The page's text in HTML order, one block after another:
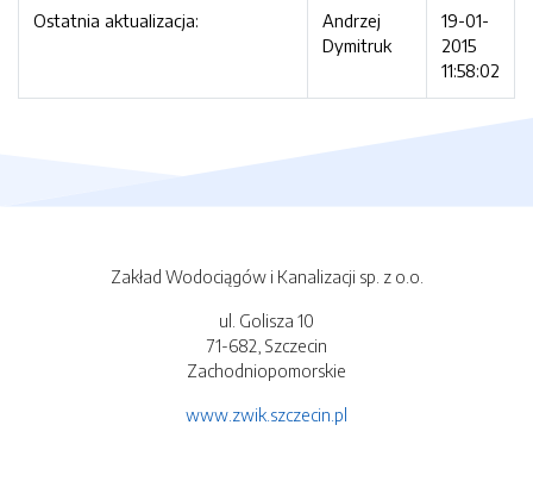
Ostatnia aktualizacja:
Andrzej
Dymitruk
19-01-
2015
11:58:02
Zakład Wodociągów i Kanalizacji sp. z o.o.
ul. Golisza 10
71-682, Szczecin
Zachodniopomorskie
www.zwik.szczecin.pl